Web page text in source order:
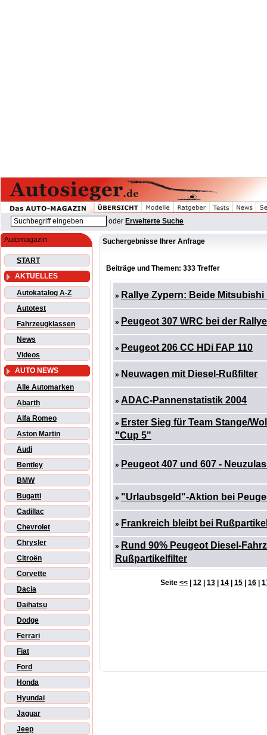
oder Erweiterte Suche
Automagazin
START
AKTUELLES
Autokatalog A-Z
Autotest
Fahrzeugklassen
News
Videos
AUTO NEWS
Alle Automarken
Abarth
Alfa Romeo
Aston Martin
Audi
Bentley
BMW
Bugatti
Cadillac
Chevrolet
Chrysler
Citroën
Corvette
Dacia
Daihatsu
Dodge
Ferrari
Fiat
Ford
Honda
Hyundai
Jaguar
Jeep
Suchergebnisse Ihrer Anfrage
Beiträge und Themen: 333 Treffer
» Rallye Zypern: Beide
» Peugeot 307 WRC bei der
» Peugeot 206 CC HDi FAP 110
» Neuwagen mit Diesel-Rußfilter
» ADAC-Pannenstatistik 2004
» Erster Sieg für Team Stange/
"Cup 5"
» Peugeot 407 und 607 -
» "Urlaubsgeld"-Aktion bei
» Frankreich bleibt bei
» Rund 90% Peugeot Diesel-
Rußpartikelfilter
Seite << 12 13 14 15 16